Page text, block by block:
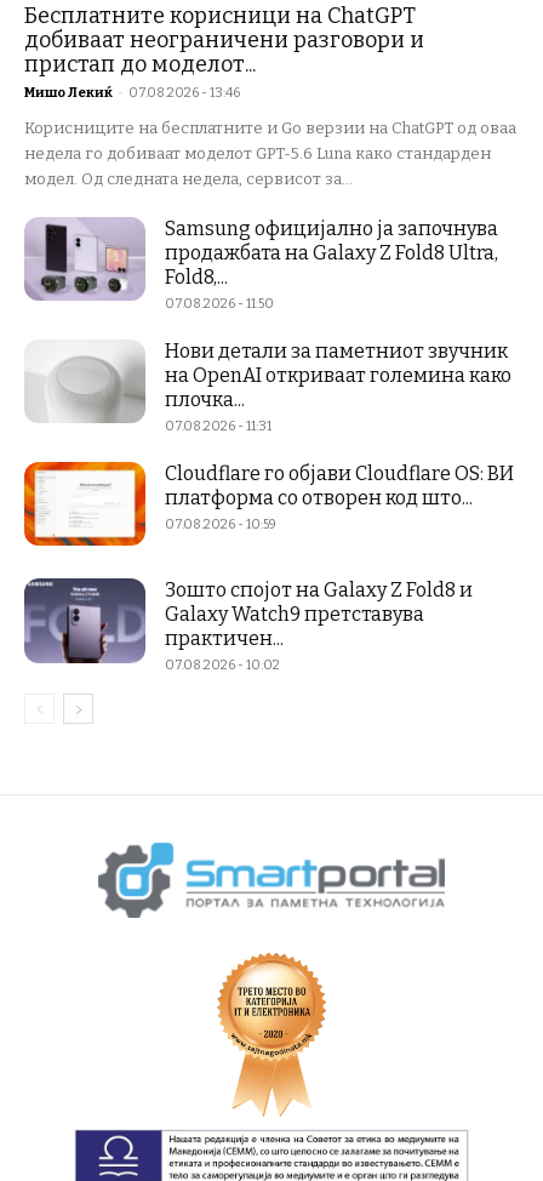
Бесплатните корисници на ChatGPT
добиваат неограничени разговори и
пристап до моделот...
Мишо Лекиќ - 07.08.2026 - 13:46
Корисниците на бесплатните и Go верзии на ChatGPT од оваа
недела го добиваат моделот GPT-5.6 Luna како стандарден
модел. Од следната недела, сервисот за...
Samsung официјално ја започнува
продажбата на Galaxy Z Fold8 Ultra,
Fold8,...
07.08.2026 - 11:50
Нови детали за паметниот звучник
на OpenAI откриваат големина како
плочка...
07.08.2026 - 11:31
Cloudflare го објави Cloudflare OS: ВИ
платформа со отворен код што...
07.08.2026 - 10:59
Зошто спојот на Galaxy Z Fold8 и
Galaxy Watch9 претставува
практичен...
07.08.2026 - 10:02